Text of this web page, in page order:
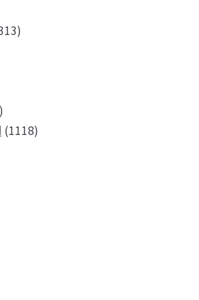
1313
1115
11181118